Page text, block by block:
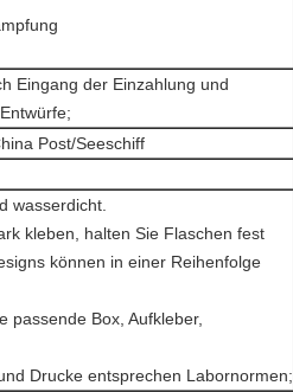
Eingang der Einzahlung und
Post/Seeschiff
wasserdicht.
kleben, halten Sie Flaschen fest
können in einer Reihenfolge
passende Box, Aufkleber,
Drucke entsprechen Labornormen;